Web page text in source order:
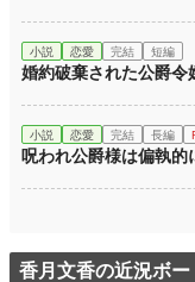
小説 恋愛 完結 短編
婚約破棄された公爵令
小説 恋愛 完結 長編
呪われ公爵様は偏執的
香月文香の近況ボ